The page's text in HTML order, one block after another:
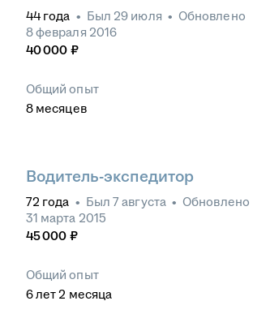
44 года • Был 29 июля • Обновлено
8 февраля 2016
40 000 ₽
Общий опыт
8 месяцев
Водитель-экспедитор
72 года • Был 7 августа • Обновлено
31 марта 2015
45 000 ₽
Общий опыт
6лет 2 месяца